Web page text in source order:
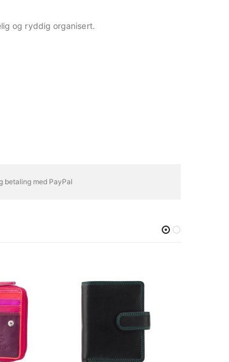
og ryddig organisert.
betaling med PayPal